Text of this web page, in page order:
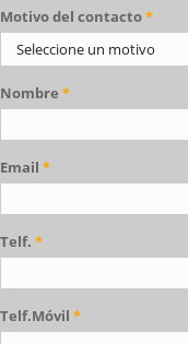
Motivo del contacto*
Nombre *
Email *
Telf. *
Telf.Móvil *